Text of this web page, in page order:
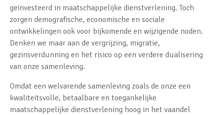
geïnvesteerd in maatschappelijke dienstverlening. Toch
zorgen demografische, economische en sociale
ontwikkelingen ook voor bijkomende en wijzigende noden.
Denken we maar aan de vergrijzing, migratie,
gezinsverdunning en het risico op een verdere dualisering
van onze samenleving.
Omdat een welvarende samenleving zoals de onze een
kwaliteitsvolle, betaalbare en toegankelijke
maatschappelijke dienstverlening hoog in het vaandel